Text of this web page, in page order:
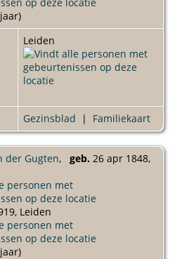
Leiden
Gezinsblad | Familiekaart
der Gugten, geb. 26 apr 1848,
Leiden